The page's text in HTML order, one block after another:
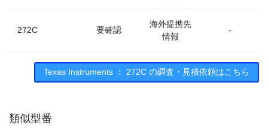
272C 要確認
海外提携先
情報
-
Texas Instruments ： 272C の調査・見積依頼はこちら
類似型番